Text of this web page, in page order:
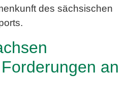
des sächsischen
an